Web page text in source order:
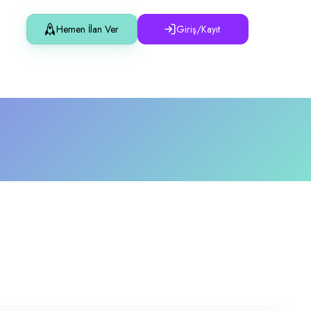
Hemen İlan Ver Giriş/Kayıt